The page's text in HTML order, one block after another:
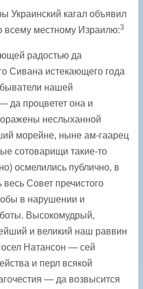
Украинский кагал объявил
местному Израилю:3
радостью да
Сивана истекающего года
нашей
да процветет она и
неслыханной
морейне, ныне ам-гаарец
сотоварищи такие-то
осмелились публично, в
Совет пречистого
в нарушении и
Высокомудрый,
и великий наш раввин
Натансон — сей
и перл всякой
— да возвысится